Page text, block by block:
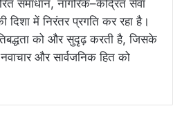
समाधान, नागरिक–केंद्रित सेवा
दिशा में निरंतर प्रगति कर रहा है।
को और सुदृढ़ करती है, जिसके
और सार्वजनिक हित को